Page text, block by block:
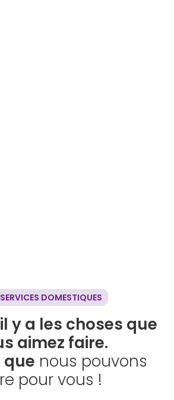
DOMESTIQUES
y a les choses que
aimez faire.
que nous pouvons
pour vous !